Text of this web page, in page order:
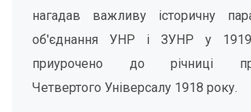
нагадав важливу історичну
об'єднання УНР і ЗУНР у
приурочено до річниці
Четвертого Універсалу 1918 року.